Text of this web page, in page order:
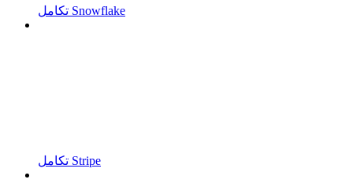
تكامل Snowflake
تكامل Stripe